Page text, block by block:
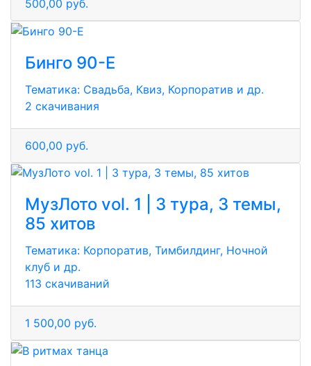
500,00 руб.
Бинго 90-Е
Тематика: Свадьба, Квиз, Корпоратив и др.
2 скачивания
600,00 руб.
МузЛото vol. 1 | 3 тура, 3 темы,
85 хитов
Тематика: Корпоратив, Тимбилдинг, Ночной
клуб и др.
113 скачиваний
1 500,00 руб.